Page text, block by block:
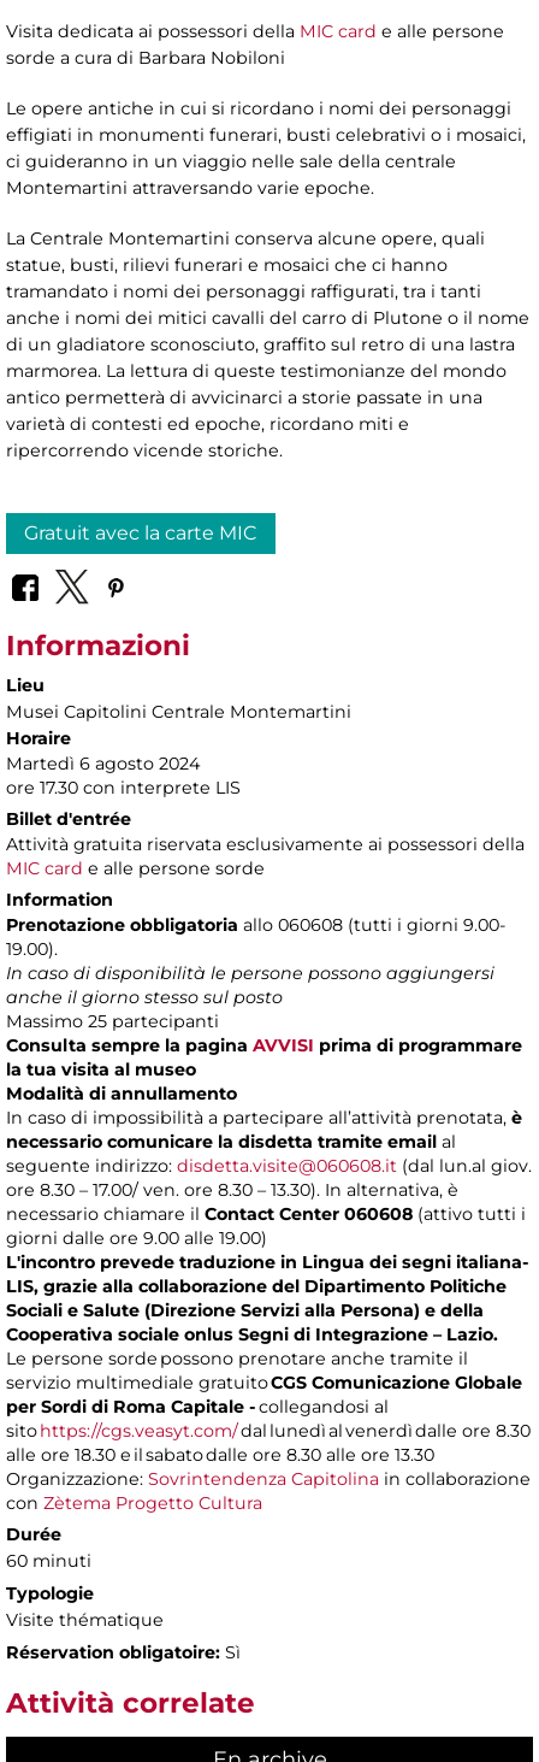
Visita dedicata ai possessori della MIC card e alle persone
sorde a cura di Barbara Nobiloni
Le opere antiche in cui si ricordano i nomi dei personaggi
effigiati in monumenti funerari, busti celebrativi o i mosaici,
ci guideranno in un viaggio nelle sale della centrale
Montemartini attraversando varie epoche.
La Centrale Montemartini conserva alcune opere, quali
statue, busti, rilievi funerari e mosaici che ci hanno
tramandato i nomi dei personaggi raffigurati, tra i tanti
anche i nomi dei mitici cavalli del carro di Plutone o il nome
di un gladiatore sconosciuto, graffito sul retro di una lastra
marmorea. La lettura di queste testimonianze del mondo
antico permetterà di avvicinarci a storie passate in una
varietà di contesti ed epoche, ricordano miti e
ripercorrendo vicende storiche.
Gratuit avec la carte MIC
Informazioni
Lieu
Musei Capitolini Centrale Montemartini
Horaire
Martedì 6 agosto 2024
ore 17.30 con interprete LIS
Billet d'entrée
Attività gratuita riservata esclusivamente ai possessori della
MIC card e alle persone sorde
Information
Prenotazione obbligatoria allo 060608 (tutti i giorni 9.00-
19.00).
In caso di disponibilità le persone possono aggiungersi
anche il giorno stesso sul posto
Massimo 25 partecipanti
Consulta sempre la pagina AVVISI prima di programmare
la tua visita al museo
Modalità di annullamento
In caso di impossibilità a partecipare all’attività prenotata, è
necessario comunicare la disdetta tramite email al
seguente indirizzo: disdetta.visite@060608.it (dal lun.al giov.
ore 8.30 – 17.00/ ven. ore 8.30 – 13.30). In alternativa, è
necessario chiamare il Contact Center 060608 (attivo tutti i
giorni dalle ore 9.00 alle 19.00)
L'incontro prevede traduzione in Lingua dei segni italiana-
LIS, grazie alla collaborazione del Dipartimento Politiche
Sociali e Salute (Direzione Servizi alla Persona) e della
Cooperativa sociale onlus Segni di Integrazione – Lazio.
Le persone sorde possono prenotare anche tramite il
servizio multimediale gratuitoCGS Comunicazione Globale
per Sordi di Roma Capitale -collegandosi al
sitohttps://cgs.veasyt.com/dal lunedì al venerdì dalle ore 8.30
alle ore 18.30 e il sabato dalle ore 8.30 alle ore 13.30
Organizzazione: Sovrintendenza Capitolina in collaborazione
con Zètema Progetto Cultura
Durée
60 minuti
Typologie
Visite thématique
Réservation obligatoire: Sì
Attività correlate